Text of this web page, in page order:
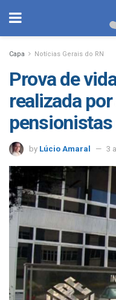
Capa Notícias Gerais do RN
Prova de
realizada
pensionistas
by Lúcio Amaral 3